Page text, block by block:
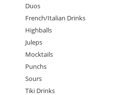
Duos
French/Italian Drinks
Highballs
Juleps
Mocktails
Punchs
Sours
Tiki Drinks